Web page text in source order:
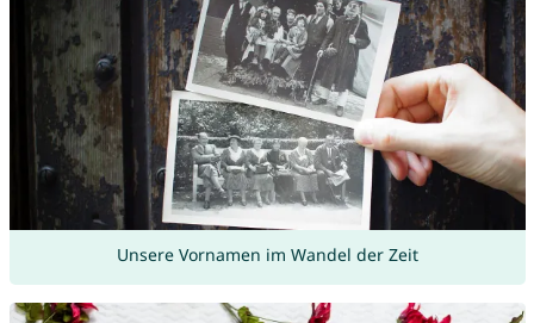
Unsere Vornamen im Wandel der Zeit